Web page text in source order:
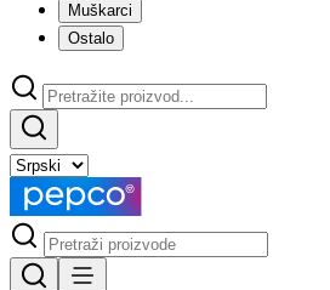
Muškarci
Ostalo